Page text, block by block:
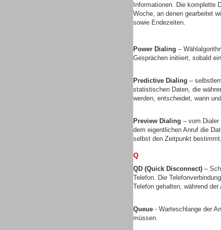
Informationen. Die komplette
Woche, an denen gearbeitet
sowie Endezeiten.
Power Dialing –
Gesprächen initiiert, sobald
Predictive Dialing –
statistischen Daten, die
werden, entscheidet, wann
Preview Dialing – vom Dialer
dem eigentlichen Anruf die
selbst den Zeitpunkt
Q
QD (Quick Disconnect) –
Telefon. Die
Telefon gehalten, während
Queue - Warteschlange der
müssen.